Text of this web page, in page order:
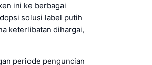
ini ke berbagai
solusi label putih
keterlibatan dihargai,
periode penguncian